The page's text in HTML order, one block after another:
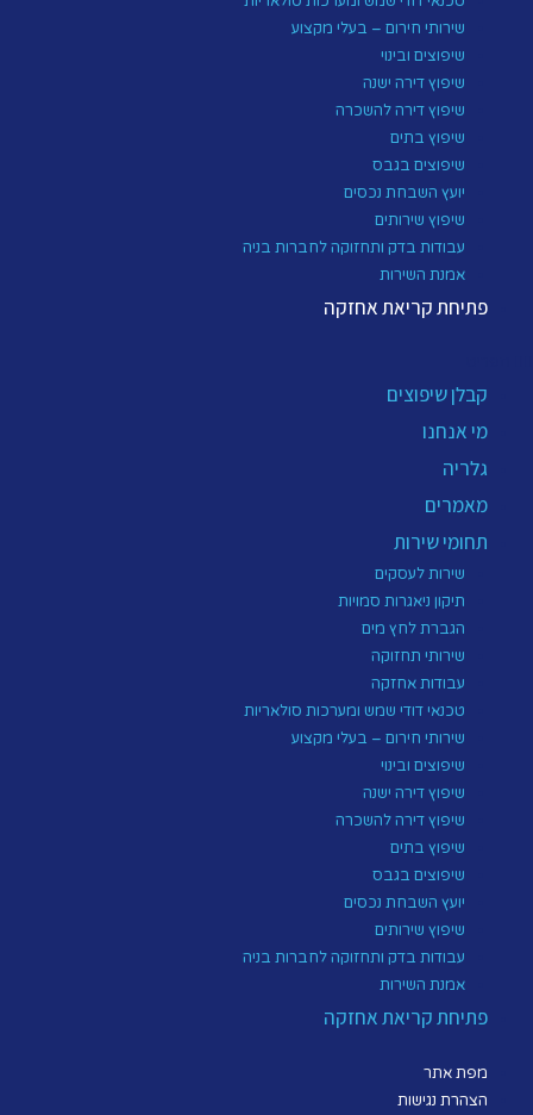
שירותי חירום – בעלי מקצוע
שיפוצים ובינוי
שיפוץ דירה ישנה
שיפוץ דירה להשכרה
שיפוץ בתים
שיפוצים בגבס
יועץ השבחת נכסים
שיפוץ שירותים
עבודות בדק ותחזוקה לחברות בניה
אמנת השירות
פתיחת קריאת אחזקה
קבלן שיפוצים
מי אנחנו
גלריה
מאמרים
תחומי שירות
שירות לעסקים
תיקון ניאגרות סמויות
הגברת לחץ מים
שירותי תחזוקה
עבודות אחזקה
טכנאי דודי שמש ומערכות סולאריות
שירותי חירום – בעלי מקצוע
שיפוצים ובינוי
שיפוץ דירה ישנה
שיפוץ דירה להשכרה
שיפוץ בתים
שיפוצים בגבס
יועץ השבחת נכסים
שיפוץ שירותים
עבודות בדק ותחזוקה לחברות בניה
אמנת השירות
פתיחת קריאת אחזקה
מפת אתר
הצהרת נגישות